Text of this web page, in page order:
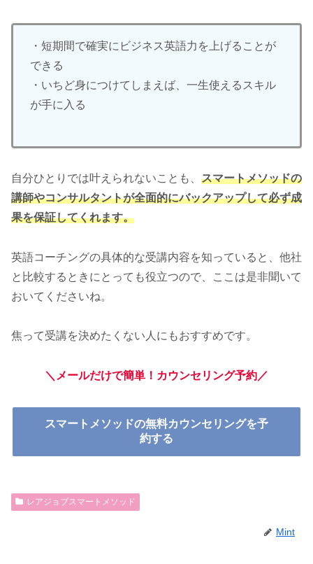
・短期間で確実にビジネス英語力を上げることが
できる
・いちど身につけてしまえば、一生使えるスキル
が手に入る
自分ひとりでは叶えられないことも、 スマートメソッドの
講師やコンサルタントが全面的にバックアップして必ず成
果を保証してくれます。
英語コーチングの具体的な受講内容を知っていると、他社
と比較するときにとっても役立つので、ここは是非聞いて
おいてくださいね。
焦って受講を決めたくない人にもおすすめです。
＼メールだけで簡単！カウンセリング予約／
スマートメソッドの無料カウンセリングを予
約する
レアジョブスマートメソッド
Mint